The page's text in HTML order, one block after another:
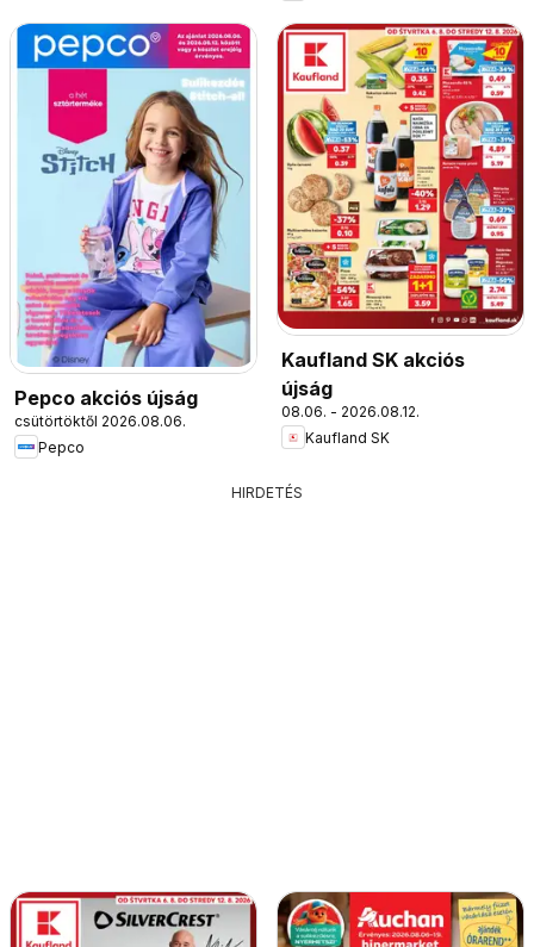
Pepco akciós újság
csütörtöktől 2026.08.06.
Pepco
Kaufland SK akciós
újság
08.06. - 2026.08.12.
Kaufland SK
HIRDETÉS